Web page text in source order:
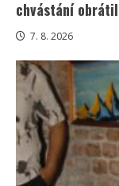
chvástání
7. 8. 2026